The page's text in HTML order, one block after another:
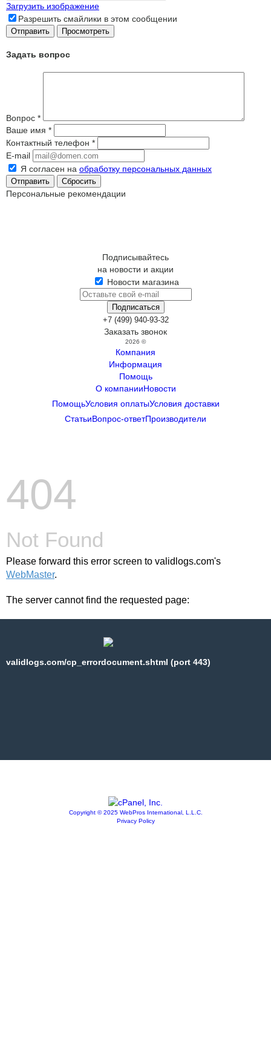
Загрузить изображение
Разрешить смайлики в этом сообщении
Задать вопрос
Вопрос *
Ваше имя *
Контактный телефон *
E-mail
Я согласен на обработку персональных данных
Сбросить
Персональные рекомендации
Подписывайтесь
на новости и акции
Новости магазина
+7 (499) 940-93-32
Заказать звонок
2026 ©
Компания
Информация
Помощь
О компанииНовости
ПомощьУсловия оплатыУсловия доставки
СтатьиВопрос-ответПроизводители
404
Not Found
Please forward this error screen to validlogs.com's
WebMaster.
The server cannot find the requested page:
validlogs.com/cp_errordocument.shtml (port 443)
Copyright © 2025 WebPros International, L.L.C.
Privacy Policy